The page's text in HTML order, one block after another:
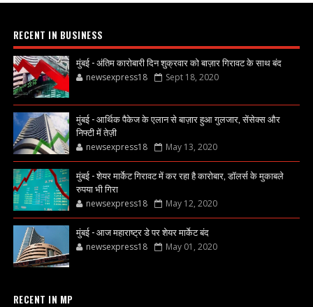
RECENT IN BUSINESS
मुंबई - अंतिम कारोबारी दिन शुक्रवार को बाज़ार गिरावट के साथ बंद
newsexpress18 Sept 18, 2020
मुंबई - आर्थिक पैकेज के एलान से बाज़ार हुआ गुलजार, सेंसेक्स और
निफ्टी में तेज़ी
newsexpress18 May 13, 2020
मुंबई - शेयर मार्केट गिरावट में कर रहा है कारोबार, डॉलर्स के मुकाबले
रुपया भी गिरा
newsexpress18 May 12, 2020
मुंबई - आज महाराष्ट्र डे पर शेयर मार्केट बंद
newsexpress18 May 01, 2020
RECENT IN MP